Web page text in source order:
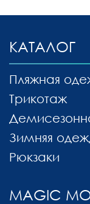
MAGIC
КАТАЛОГ
Пляжная
Трикотаж
Зимняя
Рюкзаки